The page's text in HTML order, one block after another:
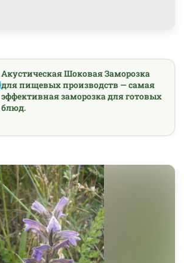
Акустическая Шоковая Заморозка
для пищевых производств — самая
эффективная заморозка для готовых
блюд.